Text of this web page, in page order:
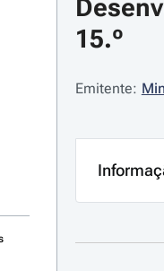
15.º
Emitente: